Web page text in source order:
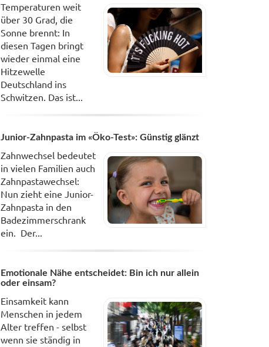
Temperaturen weit
über 30 Grad, die
Sonne brennt: In
diesen Tagen bringt
wieder einmal eine
Hitzewelle
Deutschland ins
Schwitzen. Das ist...
Junior-Zahnpasta im «Öko-Test»: Günstig glänzt
Zahnwechsel bedeutet
in vielen Familien auch
Zahnpastawechsel:
Nun zieht eine Junior-
Zahnpasta in den
Badezimmerschrank
ein. Der...
Emotionale Nähe entscheidet: Bin ich nur allein
oder einsam?
Einsamkeit kann
Menschen in jedem
Alter treffen - selbst
wenn sie ständig in